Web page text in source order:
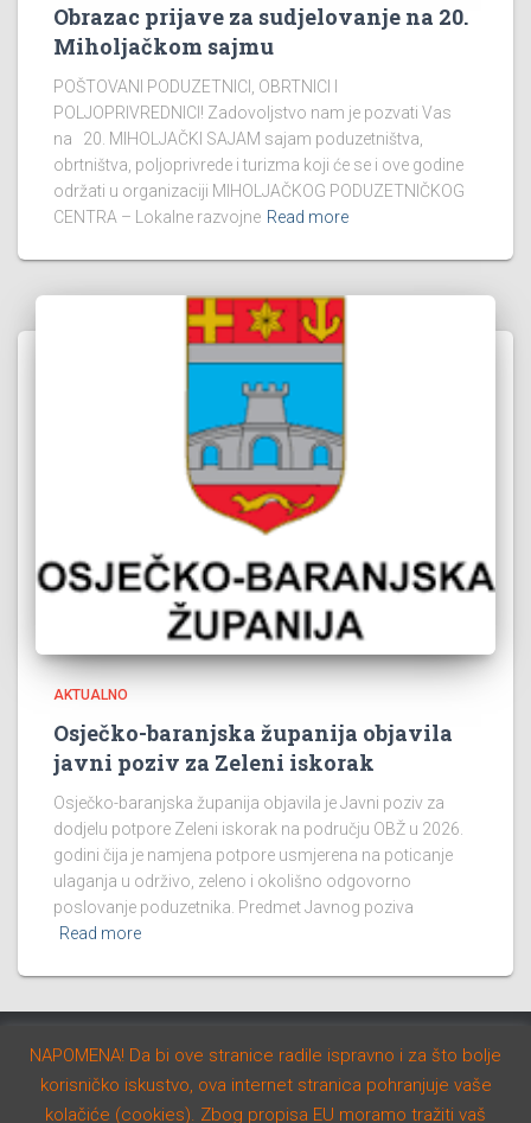
Obrazac prijave za sudjelovanje na 20.
Miholjačkom sajmu
POŠTOVANI PODUZETNICI, OBRTNICI I
POLJOPRIVREDNICI! Zadovoljstvo nam je pozvati Vas
na 20. MIHOLJAČKI SAJAM sajam poduzetništva,
obrtništva, poljoprivrede i turizma koji će se i ove godine
održati u organizaciji MIHOLJAČKOG PODUZETNIČKOG
CENTRA – Lokalne razvojne Read more
AKTUALNO
Osječko-baranjska županija objavila
javni poziv za Zeleni iskorak
Osječko-baranjska županija objavila je Javni poziv za
dodjelu potpore Zeleni iskorak na području OBŽ u 2026.
godini čija je namjena potpore usmjerena na poticanje
ulaganja u održivo, zeleno i okolišno odgovorno
poslovanje poduzetnika. Predmet Javnog poziva
Read more
AKTUALNO NATJEČAJI STUDIJE I PROGRAMI
NAPOMENA! Da bi ove stranice radile ispravno i za što bolje
korisničko iskustvo, ova internet stranica pohranjuje vaše
kolačiće (cookies). Zbog propisa EU moramo tražiti vaš